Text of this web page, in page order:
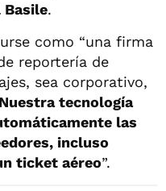
Basile.
como “una firma
reportería de
sea corporativo,
Nuestra tecnología
las
incluso
ticket aéreo”.